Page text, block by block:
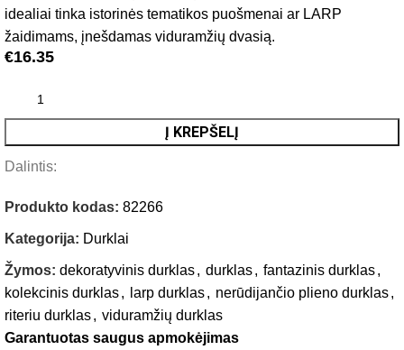
idealiai tinka istorinės tematikos puošmenai ar LARP
žaidimams, įnešdamas viduramžių dvasią.
€16.35
Į KREPŠELĮ
Dalintis:
Produkto kodas:82266
Kategorija: Durklai
Žymos: dekoratyvinis durklas, durklas, fantazinis durklas,
kolekcinis durklas, larp durklas, nerūdijančio plieno durklas,
riteriu durklas, viduramžių durklas
Garantuotas saugus apmokėjimas